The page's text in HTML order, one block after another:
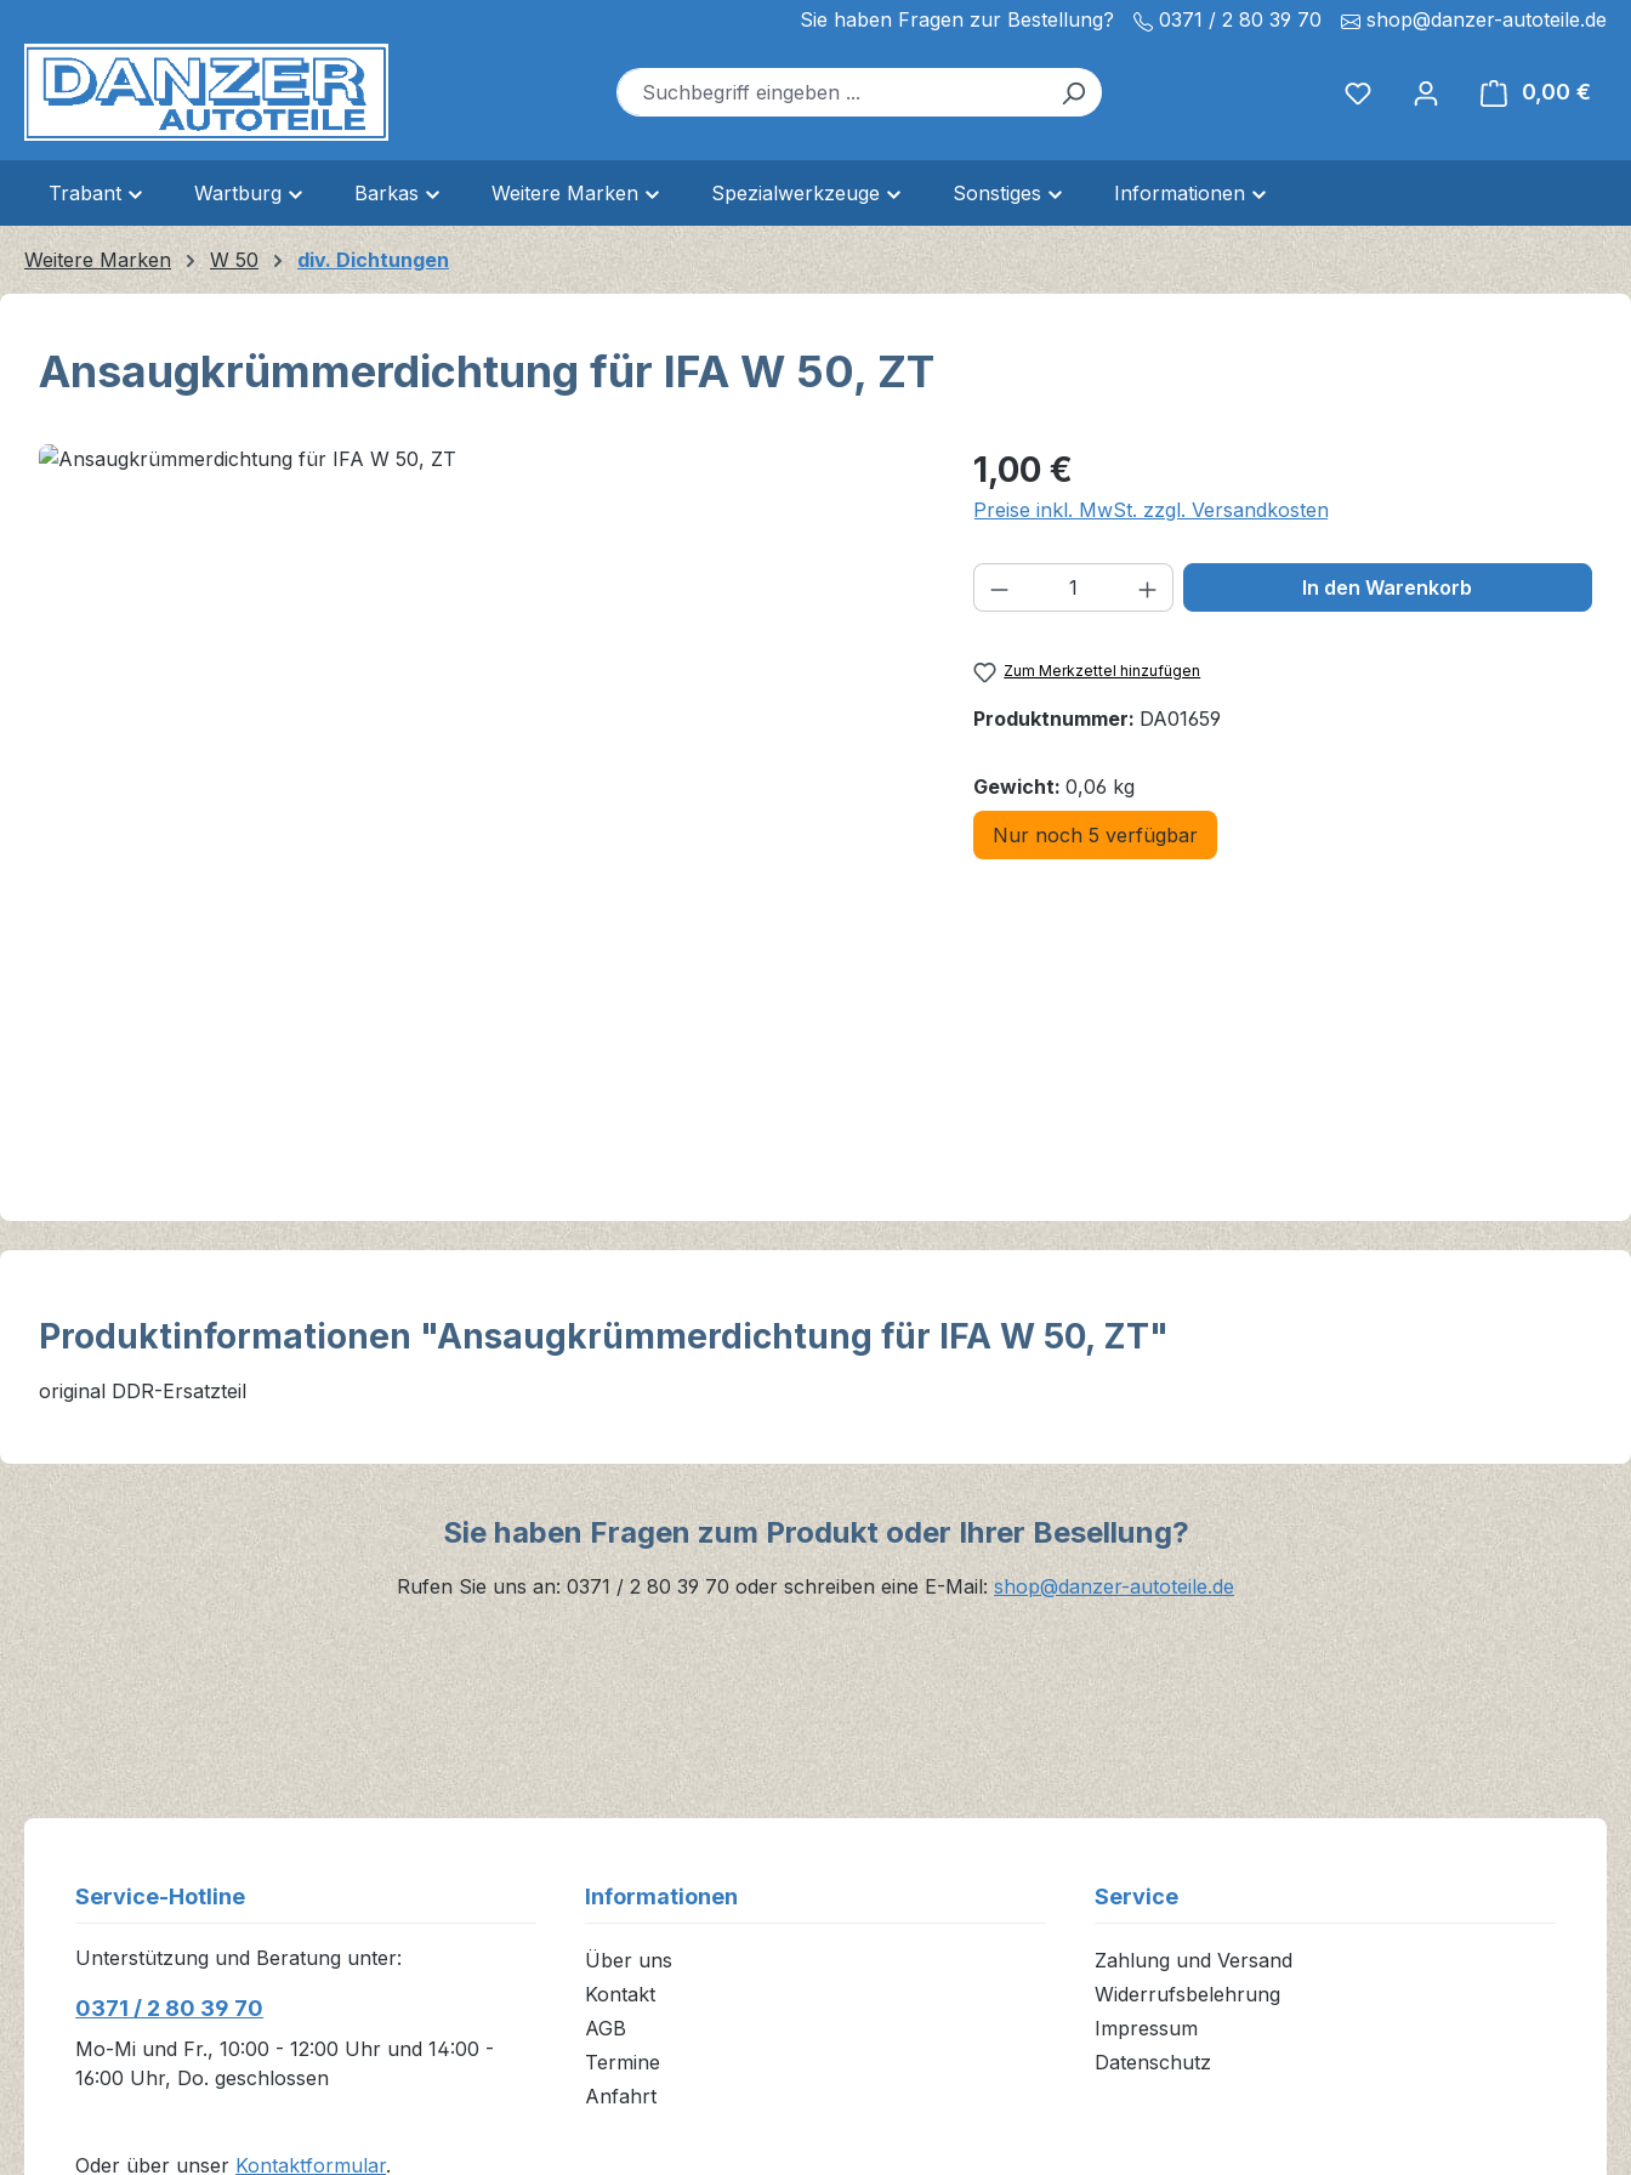
Sie haben Fragen zur Bestellung? 0371 / 2 80 39 70 shop@danzer-autoteile.de
0,00 €
Trabant Wartburg Barkas Weitere Marken Spezialwerkzeuge Sonstiges Informationen
Weitere Marken W 50 div. Dichtungen
Ansaugkrümmerdichtung für IFA W 50, ZT
Bildergalerie überspringen Regulärer Preis:
1,00 €
Preise inkl. MwSt. zzgl. Versandkosten
Produkt Anzahl: Gib den gewünschten Wert
In den Warenkorb
Zum Merkzettel hinzufügen
Produktnummer: DA01659
Gewicht: 0,06 kg
Nur noch 5 verfügbar
Produktinformationen "Ansaugkrümmerdichtung für IFA W 50, ZT"
original DDR-Ersatzteil
Sie haben Fragen zum Produkt oder Ihrer Besellung?
Rufen Sie uns an: 0371 / 2 80 39 70 oder schreiben eine E-Mail:shop@danzer-autoteile.de
Service-Hotline
Unterstützung und Beratung unter:
0371 / 2 80 39 70
Mo-Mi und Fr., 10:00 - 12:00 Uhr und 14:00 -
16:00 Uhr, Do. geschlossen
Oder über unser Kontaktformular.
Informationen
Über uns
Kontakt
AGB
Termine
Anfahrt
Service
Zahlung und Versand
Widerrufsbelehrung
Impressum
Datenschutz